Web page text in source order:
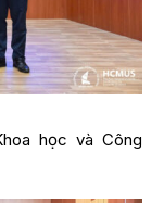
học và Công